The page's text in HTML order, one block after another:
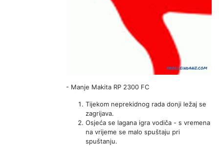
- Manje Makita RP 2300 FC
Tijekom neprekidnog rada donji ležaj se
zagrijava.
Osjeća se lagana igra vodiča - s vremena
na vrijeme se malo spuštaju pri
spuštanju.